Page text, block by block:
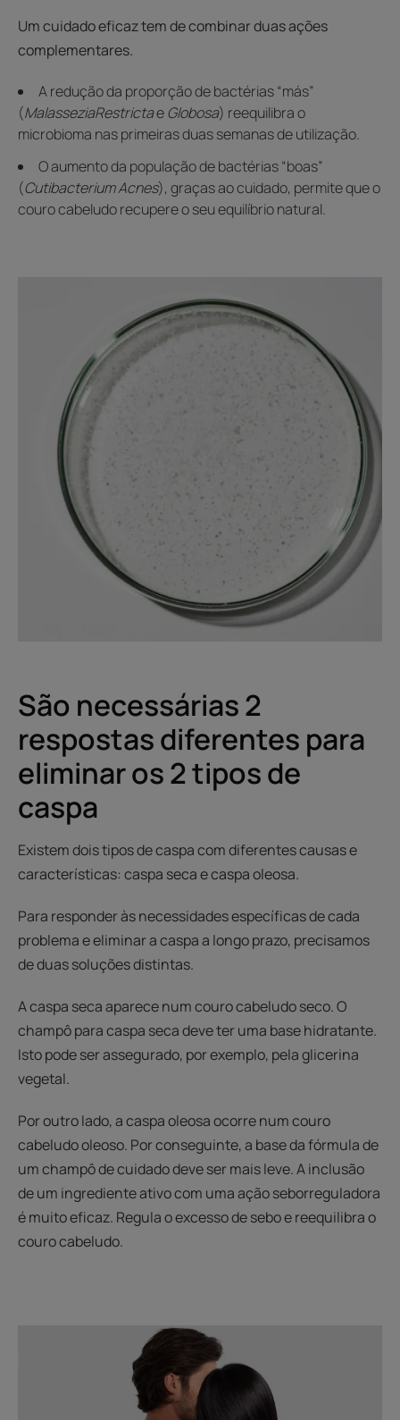
Um cuidado eficaz tem de combinar duas ações
complementares.
A redução da proporção de bactérias “más”
(MalasseziaRestrictaeGlobosa) reequilibra o
microbioma nas primeiras duas semanas de utilização.
O aumento da população de bactérias “boas”
(Cutibacterium Acnes), graças ao cuidado, permite que o
couro cabeludo recupere o seu equilíbrio natural.
São necessárias 2
respostas diferentes para
eliminar os 2 tipos de
caspa
Existem dois tipos de caspa com diferentes causas e
características: caspa seca e caspa oleosa.
Para responder às necessidades específicas de cada
problema e eliminar a caspa a longo prazo, precisamos
de duas soluções distintas.
A caspa seca aparece num couro cabeludo seco. O
champô para caspa seca deve ter uma base hidratante.
Isto pode ser assegurado, por exemplo, pela glicerina
vegetal.
Por outro lado, a caspa oleosa ocorre num couro
cabeludo oleoso. Por conseguinte, a base da fórmula de
um champô de cuidado deve ser mais leve. A inclusão
de um ingrediente ativo com uma ação seborreguladora
é muito eficaz. Regula o excesso de sebo e reequilibra o
couro cabeludo.